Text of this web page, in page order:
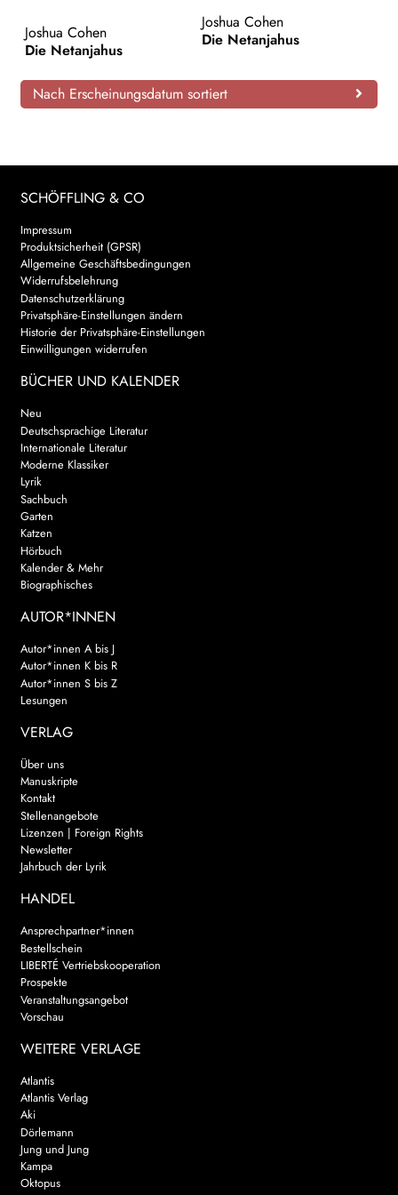
AKTUELLES
WEITERE VERLAGE
Search:
Joshua Cohen
Die Netanjahus
Joshua Cohen
Die Netanjahus
Nach Erscheinungsdatum sortiert
SCHÖFFLING & CO
Impressum
Produktsicherheit (GPSR)
Allgemeine Geschäftsbedingungen
Widerrufsbelehrung
Datenschutzerklärung
Privatsphäre-Einstellungen ändern
Historie der Privatsphäre-Einstellungen
Einwilligungen widerrufen
BÜCHER UND KALENDER
Neu
Deutschsprachige Literatur
Internationale Literatur
Moderne Klassiker
Lyrik
Sachbuch
Garten
Katzen
Hörbuch
Kalender & Mehr
Biographisches
AUTOR*INNEN
Autor*innen A bis J
Autor*innen K bis R
Autor*innen S bis Z
Lesungen
VERLAG
Über uns
Manuskripte
Kontakt
Stellenangebote
Lizenzen | Foreign Rights
Newsletter
Jahrbuch der Lyrik
HANDEL
Ansprechpartner*innen
Bestellschein
LIBERTÉ Vertriebskooperation
Prospekte
Veranstaltungsangebot
Vorschau
WEITERE VERLAGE
Atlantis
Atlantis Verlag
Aki
Dörlemann
Jung und Jung
Kampa
Oktopus